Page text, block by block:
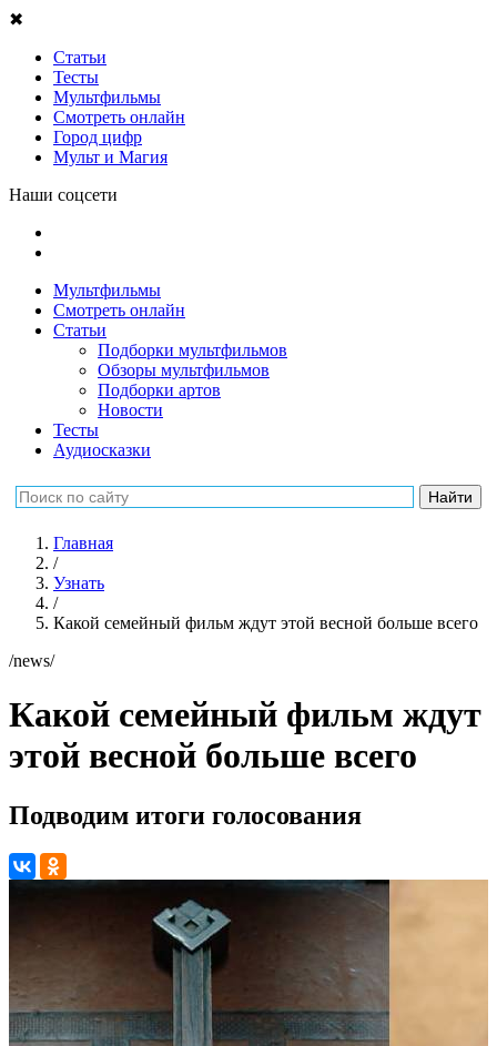
✖
Статьи
Тесты
Мультфильмы
Смотреть онлайн
Город цифр
Мульт и Магия
Наши соцсети
Мультфильмы
Смотреть онлайн
Статьи
Подборки мультфильмов
Обзоры мультфильмов
Подборки артов
Новости
Тесты
Аудиосказки
Главная
/
Узнать
/
Какой семейный фильм ждут этой весной больше всего
/news/
Какой семейный фильм ждут
этой весной больше всего
Подводим итоги голосования